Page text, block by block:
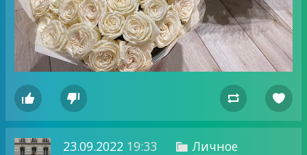
   
23.09.2022 19:33  Личное